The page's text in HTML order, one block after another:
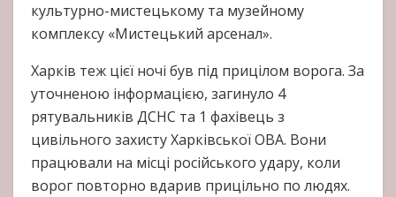
культурно-мистецькому та музейному
комплексу «Мистецький арсенал».
Харків теж цієї ночі був під прицілом ворога. За
уточненою інформацією, загинуло 4
рятувальників ДСНС та 1 фахівець з
цивільного захисту Харківської ОВА. Вони
працювали на місці російського удару, коли
ворог повторно вдарив прицільно по людях.